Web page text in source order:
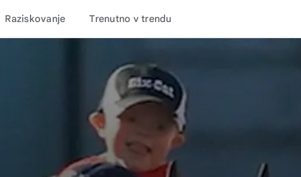
Raziskovanje Trenutno v trendu